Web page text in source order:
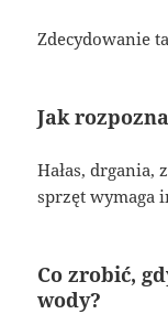
Zdecydowanie
Jak
Hałas, drgania,
sprzęt wymaga
Co zrobić,
wody?